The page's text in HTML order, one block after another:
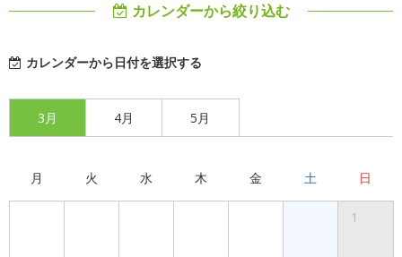
カレンダーから絞り込む
カレンダーから日付を選択する
3月 4月 5月
月 火 水 木 金 土 日
1